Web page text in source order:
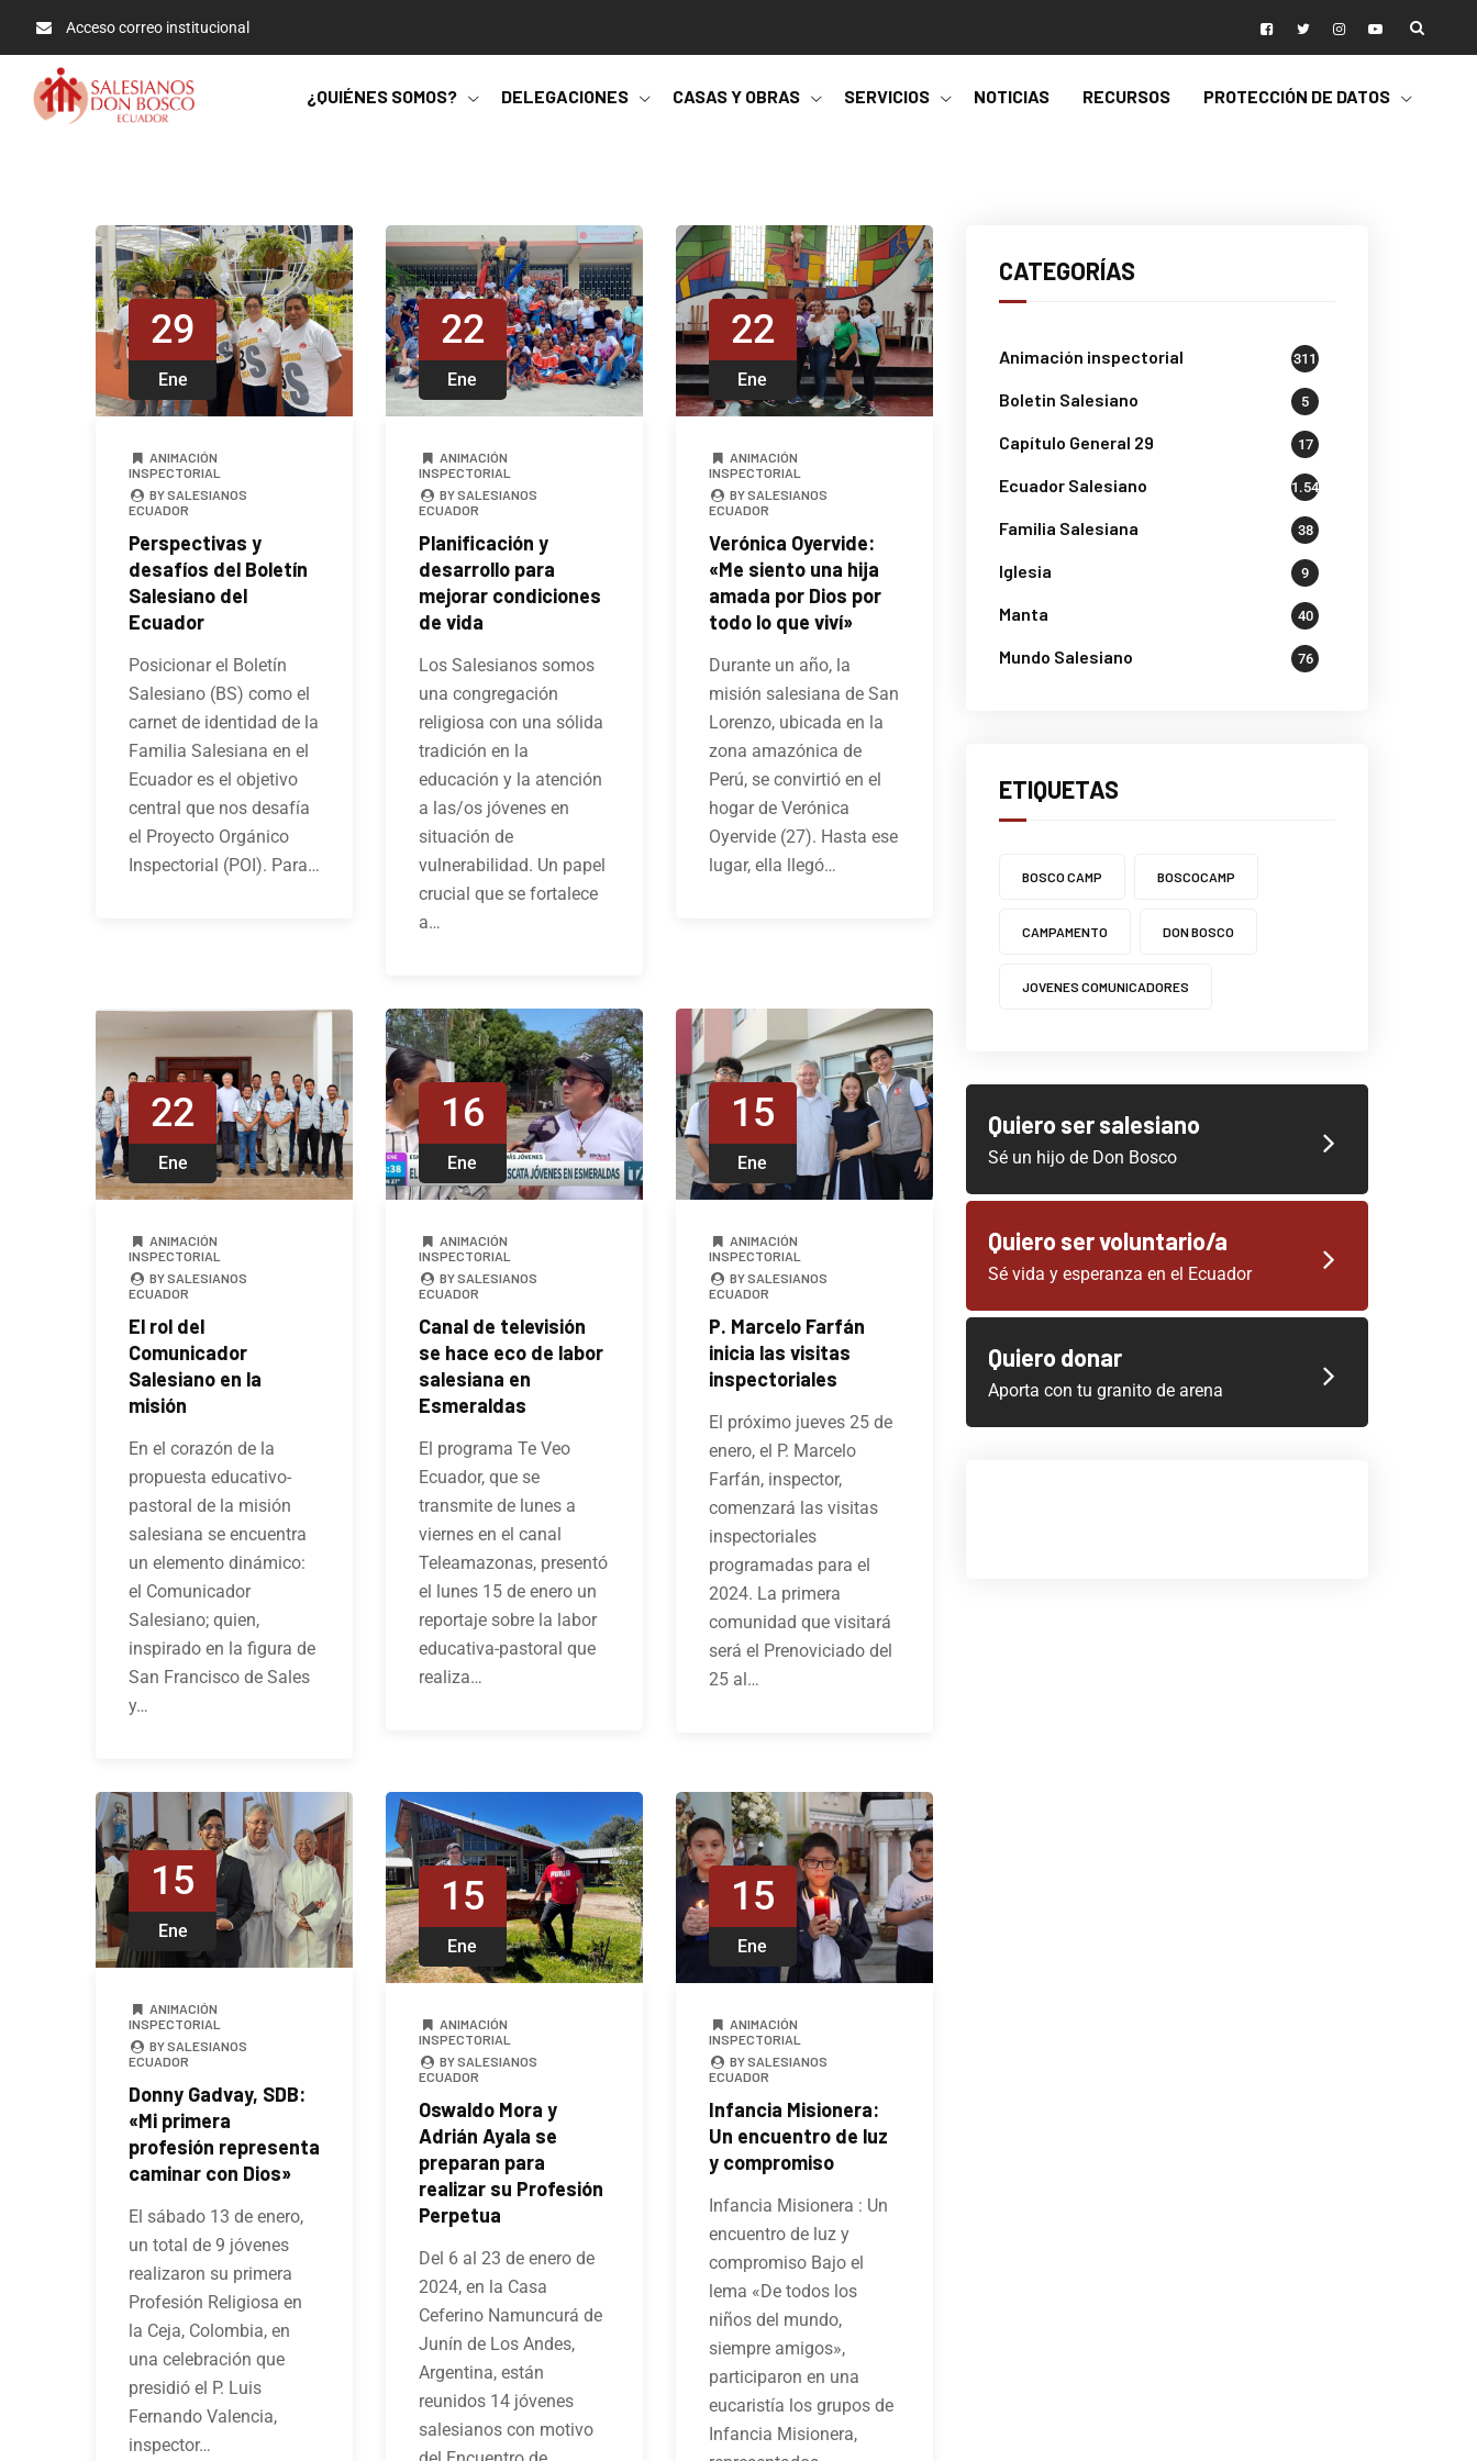
Acceso correo institucional
¿QUIÉNES SOMOS? DELEGACIONES CASAS Y OBRAS SERVICIOS NOTICIAS RECURSOS PROTECCIÓN DE DATOS
29
Ene
ANIMACIÓN
INSPECTORIAL
BY SALESIANOS
ECUADOR
Perspectivas y
desafíos del Boletín
Salesiano del
Ecuador
Posicionar el Boletín
Salesiano (BS) como el
carnet de identidad de la
Familia Salesiana en el
Ecuador es el objetivo
central que nos desafía
el Proyecto Orgánico
Inspectorial (POI). Para…
22
Ene
ANIMACIÓN
INSPECTORIAL
BY SALESIANOS
ECUADOR
Planificación y
desarrollo para
mejorar condiciones
de vida
Los Salesianos somos
una congregación
religiosa con una sólida
tradición en la
educación y la atención
a las/os jóvenes en
situación de
vulnerabilidad. Un papel
crucial que se fortalece
a…
22
Ene
ANIMACIÓN
INSPECTORIAL
BY SALESIANOS
ECUADOR
Verónica Oyervide:
«Me siento una hija
amada por Dios por
todo lo que viví»
Durante un año, la
misión salesiana de San
Lorenzo, ubicada en la
zona amazónica de
Perú, se convirtió en el
hogar de Verónica
Oyervide (27). Hasta ese
lugar, ella llegó…
22
Ene
ANIMACIÓN
INSPECTORIAL
BY SALESIANOS
ECUADOR
El rol del
Comunicador
Salesiano en la
misión
En el corazón de la
propuesta educativo-
pastoral de la misión
salesiana se encuentra
un elemento dinámico:
el Comunicador
Salesiano; quien,
inspirado en la figura de
San Francisco de Sales
y…
16
Ene
ANIMACIÓN
INSPECTORIAL
BY SALESIANOS
ECUADOR
Canal de televisión
se hace eco de labor
salesiana en
Esmeraldas
El programa Te Veo
Ecuador, que se
transmite de lunes a
viernes en el canal
Teleamazonas, presentó
el lunes 15 de enero un
reportaje sobre la labor
educativa-pastoral que
realiza…
15
Ene
ANIMACIÓN
INSPECTORIAL
BY SALESIANOS
ECUADOR
P. Marcelo Farfán
inicia las visitas
inspectoriales
El próximo jueves 25 de
enero, el P. Marcelo
Farfán, inspector,
comenzará las visitas
inspectoriales
programadas para el
2024. La primera
comunidad que visitará
será el Prenoviciado del
25 al…
15
Ene
ANIMACIÓN
INSPECTORIAL
BY SALESIANOS
ECUADOR
Donny Gadvay, SDB:
«Mi primera
profesión representa
caminar con Dios»
El sábado 13 de enero,
un total de 9 jóvenes
realizaron su primera
Profesión Religiosa en
la Ceja, Colombia, en
una celebración que
presidió el P. Luis
Fernando Valencia,
inspector…
15
Ene
ANIMACIÓN
INSPECTORIAL
BY SALESIANOS
ECUADOR
Oswaldo Mora y
Adrián Ayala se
preparan para
realizar su Profesión
Perpetua
Del 6 al 23 de enero de
2024, en la Casa
Ceferino Namuncurá de
Junín de Los Andes,
Argentina, están
reunidos 14 jóvenes
salesianos con motivo
15
Ene
ANIMACIÓN
INSPECTORIAL
BY SALESIANOS
ECUADOR
Infancia Misionera:
Un encuentro de luz
y compromiso
Infancia Misionera : Un
encuentro de luz y
compromiso Bajo el
lema «De todos los
niños del mundo,
siempre amigos»,
participaron en una
eucaristía los grupos de
Infancia Misionera,
CATEGORÍAS
Animación inspectorial 311
Boletin Salesiano 5
Capítulo General 29 17
Ecuador Salesiano 1.541
Familia Salesiana 38
Iglesia 9
Manta 40
Mundo Salesiano 76
ETIQUETAS
BOSCO CAMP BOSCOCAMP
CAMPAMENTO DON BOSCO
JOVENES COMUNICADORES
Quiero ser salesiano
Sé un hijo de Don Bosco
Quiero ser voluntario/a
Sé vida y esperanza en el Ecuador
Quiero donar
Aporta con tu granito de arena